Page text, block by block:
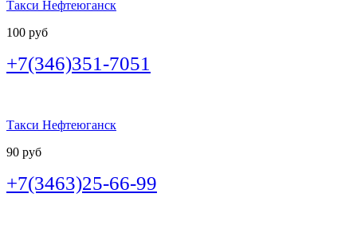
Такси Нефтеюганск
100 руб
+7(346)351-7051
Такси Нефтеюганск
90 руб
+7(3463)25-66-99